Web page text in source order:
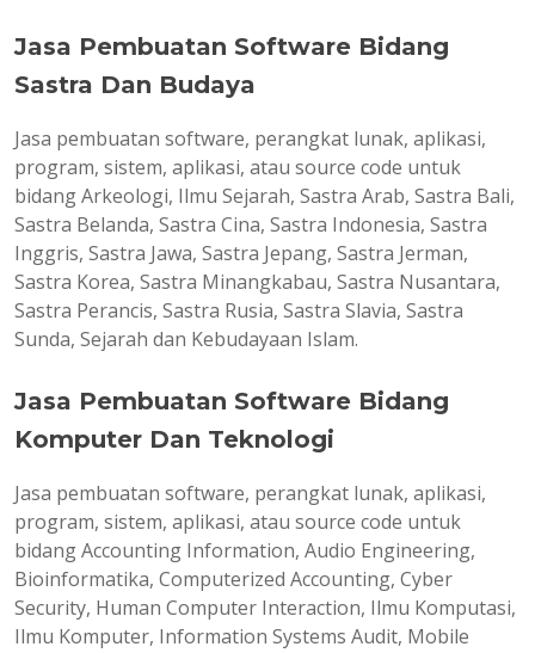
Jasa Pembuatan Software Bidang
Sastra Dan Budaya
Jasa pembuatan software, perangkat lunak, aplikasi,
program, sistem, aplikasi, atau source code untuk
bidang Arkeologi, Ilmu Sejarah, Sastra Arab, Sastra Bali,
Sastra Belanda, Sastra Cina, Sastra Indonesia, Sastra
Inggris, Sastra Jawa, Sastra Jepang, Sastra Jerman,
Sastra Korea, Sastra Minangkabau, Sastra Nusantara,
Sastra Perancis, Sastra Rusia, Sastra Slavia, Sastra
Sunda, Sejarah dan Kebudayaan Islam.
Jasa Pembuatan Software Bidang
Komputer Dan Teknologi
Jasa pembuatan software, perangkat lunak, aplikasi,
program, sistem, aplikasi, atau source code untuk
bidang Accounting Information, Audio Engineering,
Bioinformatika, Computerized Accounting, Cyber
Security, Human Computer Interaction, Ilmu Komputasi,
Ilmu Komputer, Information Systems Audit, Mobile